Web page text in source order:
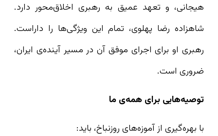
هیجانی، و تعهد عمیق به رهبری اخلاق‌محور دارد.
شاهزاده رضا پهلوی، تمام این ویژگی‌ها را داراست.
رهبری او برای اجرای موفق آن در مسیر آینده‌ی ایران،
ضروری است.
توصیه‌هایی برای همه‌ی ما
با بهره‌گیری از آموزه‌های روزنباخ، باید: